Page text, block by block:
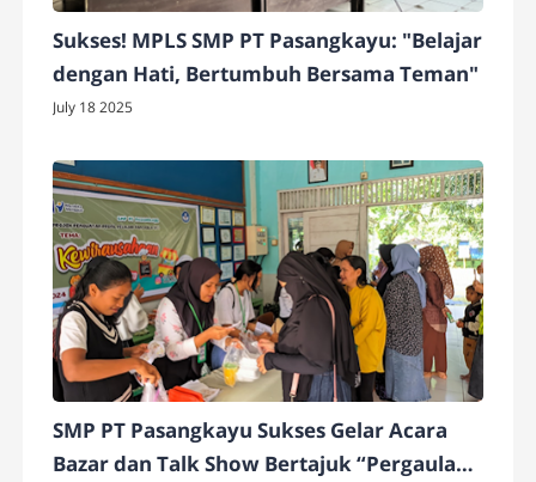
Sukses! MPLS SMP PT Pasangkayu: "Belajar
dengan Hati, Bertumbuh Bersama Teman"
July 18 2025
SMP PT Pasangkayu Sukses Gelar Acara
Bazar dan Talk Show Bertajuk “Pergaulan